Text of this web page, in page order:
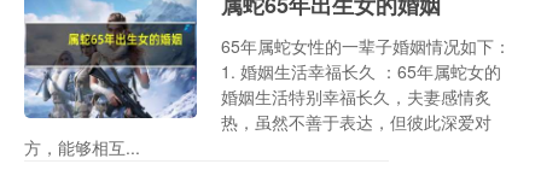
65年属蛇女性的一辈子婚姻情况如下：
1. 婚姻生活幸福长久 ：65年属蛇女的
婚姻生活特别幸福长久，夫妻感情炙
热，虽然不善于表达，但彼此深爱对
方，能够相互...